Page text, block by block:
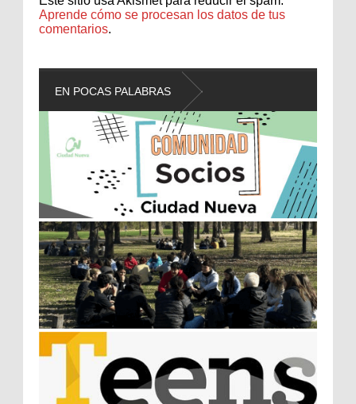
Aprende cómo se procesan los datos de tus
comentarios.
EN POCAS PALABRAS